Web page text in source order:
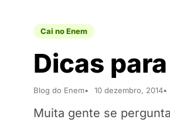
Cai no Enem
Dicas
Blog do Enem 10 dezembro, 2014
Muita gente se